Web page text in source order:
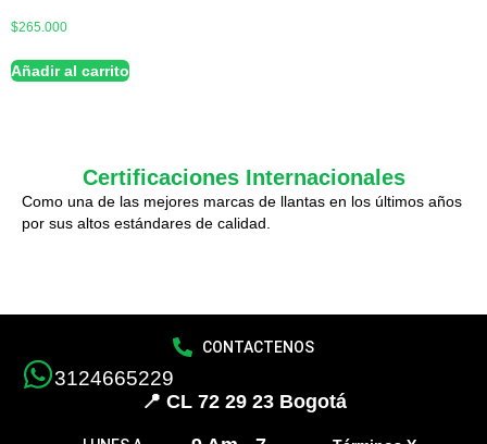
$265.000
Añadir al carrito
Certificaciones Internacionales
Como una de las mejores marcas de llantas en los últimos años
por sus altos estándares de calidad.
CONTACTENOS
3124665229
📍 CL 72 29 23 Bogotá